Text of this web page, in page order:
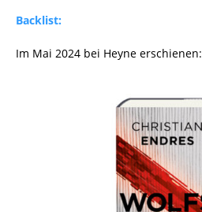
Backlist:
Im Mai 2024 bei Heyne erschienen: